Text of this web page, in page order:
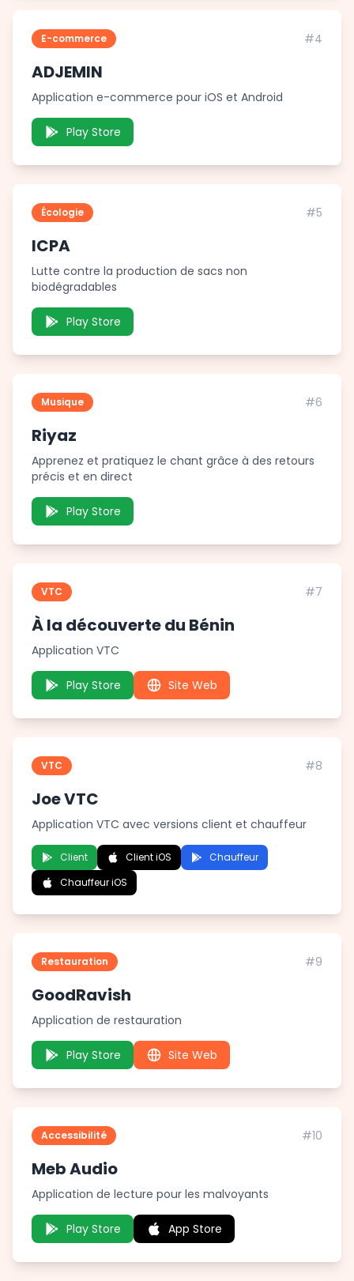
E-commerce #4
ADJEMIN
Application e-commerce pour iOS et Android
Play Store
Écologie #5
ICPA
Lutte contre la production de sacs non
biodégradables
Play Store
Musique #6
Riyaz
Apprenez et pratiquez le chant grâce à des retours
précis et en direct
Play Store
VTC #7
À la découverte du Bénin
Application VTC
Play Store Site Web
VTC #8
Joe VTC
Application VTC avec versions client et chauffeur
Client Client iOS
Chauffeur
Chauffeur iOS
Restauration #9
GoodRavish
Application de restauration
Play Store Site Web
Accessibilité #10
Meb Audio
Application de lecture pour les malvoyants
Play Store App Store